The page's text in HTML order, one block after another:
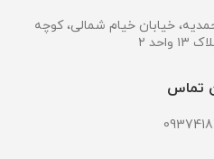
خیابان خیام شمالی، کوچه
۲
تماس